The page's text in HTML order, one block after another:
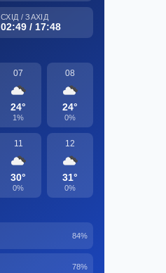
СХІД / ЗАХІД
02:49 / 17:48
07
24°
1%
08
24°
0%
11
30°
0%
12
31°
0%
84%
78%